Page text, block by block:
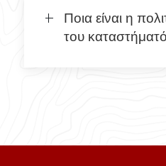
Ποια είναι η
του